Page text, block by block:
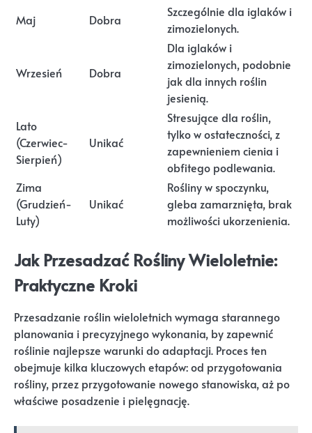
Maj
Dobra
Szczególnie dla iglaków i
zimozielonych.
Wrzesień Dobra
Dla iglaków i
zimozielonych, podobnie
jak dla innych roślin
jesienią.
Lato
(Czerwiec-
Sierpień)
Unikać
Stresujące dla roślin,
tylko w ostateczności, z
zapewnieniem cienia i
obfitego podlewania.
Zima
(Grudzień-
Luty)
Unikać
Rośliny w spoczynku,
gleba zamarznięta, brak
możliwości ukorzenienia.
Jak Przesadzać Rośliny Wieloletnie:
Praktyczne Kroki
Przesadzanie roślin wieloletnich wymaga starannego
planowania i precyzyjnego wykonania, by zapewnić
roślinie najlepsze warunki do adaptacji. Proces ten
obejmuje kilka kluczowych etapów: od przygotowania
rośliny, przez przygotowanie nowego stanowiska, aż po
właściwe posadzenie i pielęgnację.